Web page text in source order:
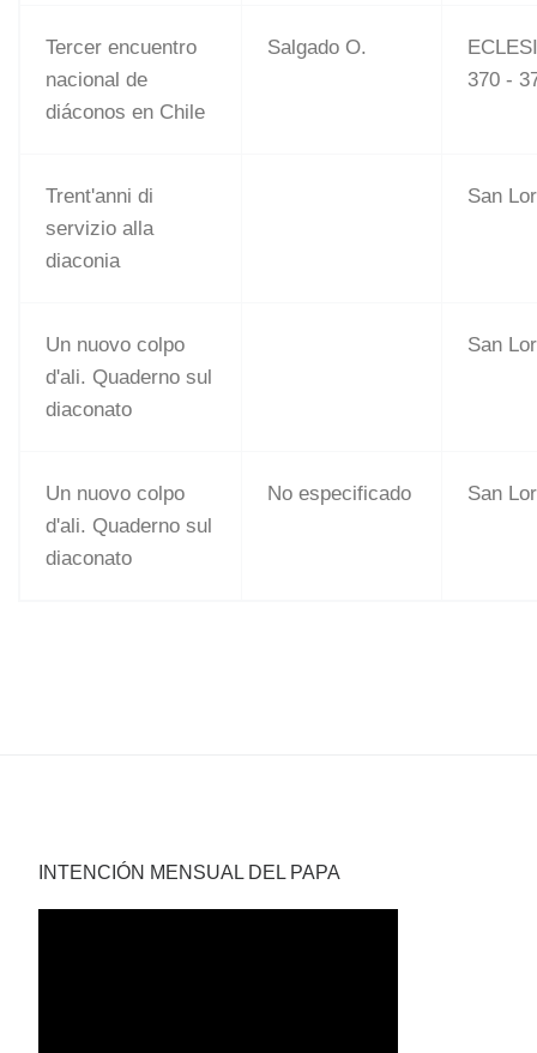
Tercer encuentro
nacional de
diáconos en Chile
Salgado O.
370 -
Trent'anni di
servizio alla
diaconia
San
Un nuovo colpo
d'ali. Quaderno sul
diaconato
San
Un nuovo colpo
d'ali. Quaderno sul
diaconato
No especificado San
INTENCIÓN MENSUAL DEL PAPA